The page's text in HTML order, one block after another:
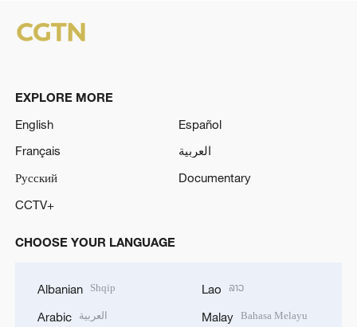
EXPLORE MORE
English
Español
Français
العربية
Русский
Documentary
CCTV+
CHOOSE YOUR LANGUAGE
Albanian Shqip
Arabic العربية
Lao ລາວ
Malay Bahasa Melayu